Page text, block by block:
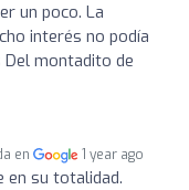
un poco. La
interés no podía
montadito de
en 1 year ago
en su totalidad.